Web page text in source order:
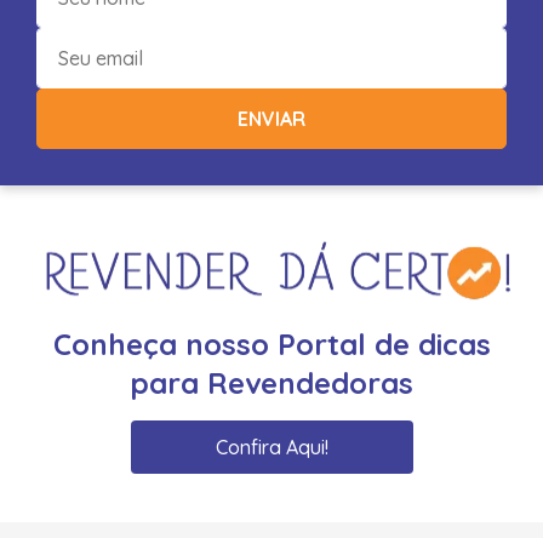
ENVIAR
Conheça nosso Portal de dicas
para Revendedoras
Confira Aqui!